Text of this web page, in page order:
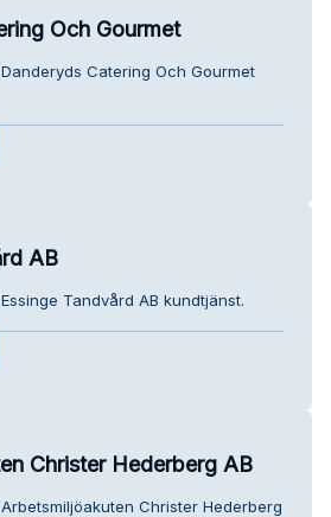
Och Gourmet
Catering Och Gourmet
AB
Tandvård AB kundtjänst.
Christer Hederberg AB
Christer Hederberg